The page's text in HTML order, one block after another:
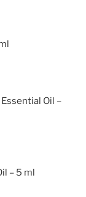
Oil –
– 5 ml